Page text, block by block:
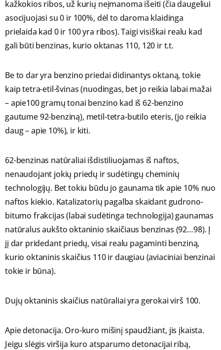
kažkokios ribos, už kurių neįmanoma išeiti (čia daugeliui
asocijuojasi su 0 ir 100%, dėl to daroma klaidinga
prielaida kad 0 ir 100 yra ribos). Taigi visiškai realu kad
gali būti benzinas, kurio oktanas 110, 120 ir t.t.
Be to dar yra benzino priedai didinantys oktaną, tokie
kaip tetra-etil-švinas (nuodingas, bet jo reikia labai mažai
– apie100 gramų tonai benzino kad iš 62-benzino
gautume 92-benziną), metil-tetra-butilo eteris, (jo reikia
daug – apie 10%), ir kiti.
62-benzinas natūraliai išdistiliuojamas iš naftos,
nenaudojant jokių priedų ir sudėtingų cheminių
technologijų. Bet tokiu būdu jo gaunama tik apie 10% nuo
naftos kiekio. Katalizatorių pagalba skaidant gudrono-
bitumo frakcijas (labai sudėtinga technologija) gaunamas
natūralus aukšto oktaninio skaičiaus benzinas (92…98). Į
jį dar pridedant priedų, visai realu pagaminti benziną,
kurio oktaninis skaičius 110 ir daugiau (aviaciniai benzinai
tokie ir būna).
Dujų oktaninis skaičius natūraliai yra gerokai virš 100.
Apie detonacija. Oro-kuro mišinį spaudžiant, jis įkaista.
Jeigu slėgis viršija kuro atsparumo detonacijai ribą,